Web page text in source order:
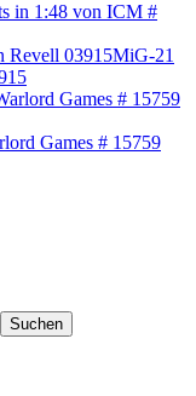
in 1:48 von ICM #
MiG-21
Games # 15759
Suchen